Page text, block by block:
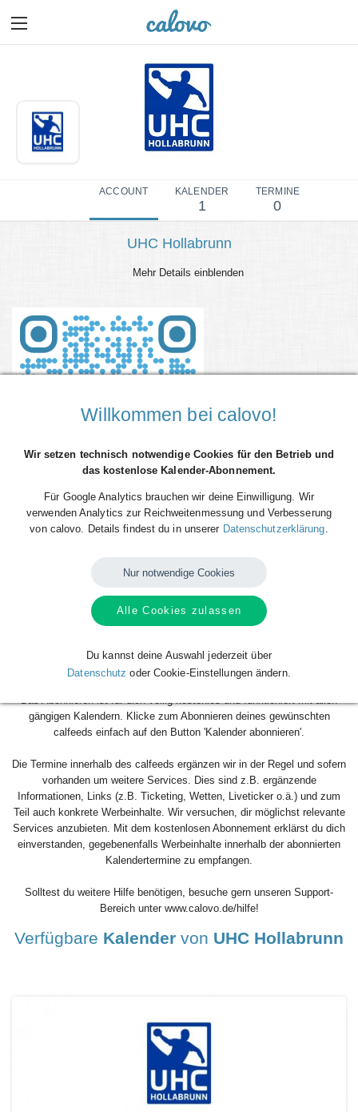
ACCOUNT KALENDER
1
TERMINE
0
UHC Hollabrunn
Mehr Details einblenden
oder Desktop-PC integrieren? Kein Problem mit den kostenlosen
Das Beste daran: sobald neue Spieltermine angelegt oder geändert
dem kostenlosen Abonnieren nie wieder etwas tun. Alle Termine einzeln
und mühsam einzutragen gehört also der Vergangenheit an. Los geht´s!
Das Abonnieren ist für dich völlig kostenlos und funktioniert mit allen
gängigen Kalendern. Klicke zum Abonnieren deines gewünschten
calfeeds einfach auf den Button 'Kalender abonnieren'.
Die Termine innerhalb des calfeeds ergänzen wir in der Regel und sofern
vorhanden um weitere Services. Dies sind z.B. ergänzende
Informationen, Links (z.B. Ticketing, Wetten, Liveticker o.ä.) und zum
Teil auch konkrete Werbeinhalte. Wir versuchen, dir möglichst relevante
Services anzubieten. Mit dem kostenlosen Abonnement erklärst du dich
einverstanden, gegebenenfalls Werbeinhalte innerhalb der abonnierten
Kalendertermine zu empfangen.
Solltest du weitere Hilfe benötigen, besuche gern unseren Support-
Bereich unter www.calovo.de/hilfe!
Verfügbare Kalender von UHC Hollabrunn
Willkommen bei calovo!
Wir setzen technisch notwendige Cookies für den Betrieb und
das kostenlose Kalender-Abonnement.
Für Google Analytics brauchen wir deine Einwilligung. Wir
verwenden Analytics zur Reichweitenmessung und Verbesserung
von calovo. Details findest du in unserer Datenschutzerklärung
Nur notwendige Cookies
Alle Cookies zulassen
Du kannst deine Auswahl jederzeit über
Datenschutz oder Cookie-Einstellungen ändern.